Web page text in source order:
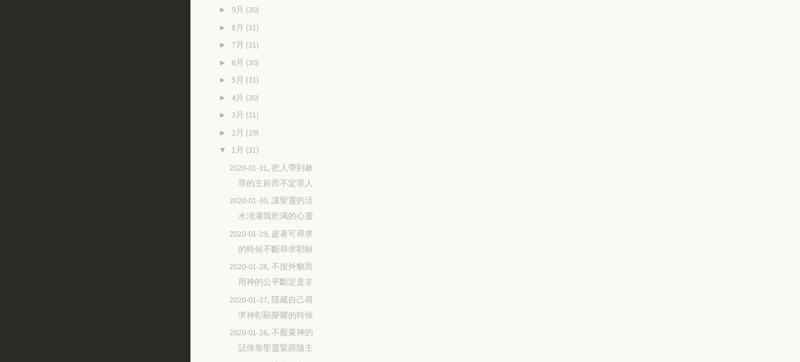
► 9月 (30)
► 8月 (31)
► 7月 (31)
► 6月 (30)
► 5月 (31)
► 4月 (30)
► 3月 (31)
► 2月 (29)
▼ 1月 (31)
2020-01-31, 把人帶到赦
罪的主前而不定罪人
2020-01-30, 讓聖靈的活
水澆灌我乾渴的心靈
2020-01-29, 趁著可尋求
的時候不斷尋求耶穌
2020-01-28, 不按外貌而
用神的公平斷定是非
2020-01-27, 隱藏自己尋
求神彰顯榮耀的時候
2020-01-26, 不厭棄神的
話倚靠聖靈緊跟隨主